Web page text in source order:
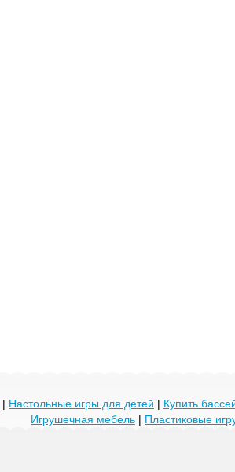
| Настольные игры для детей | Купить
Игрушечная мебель | Пластиковые